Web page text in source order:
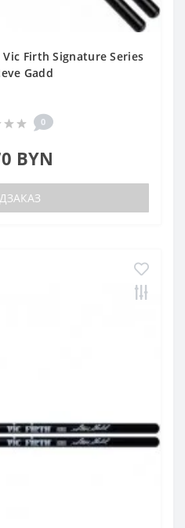
Firth Signature Series
Gadd
0
BYN